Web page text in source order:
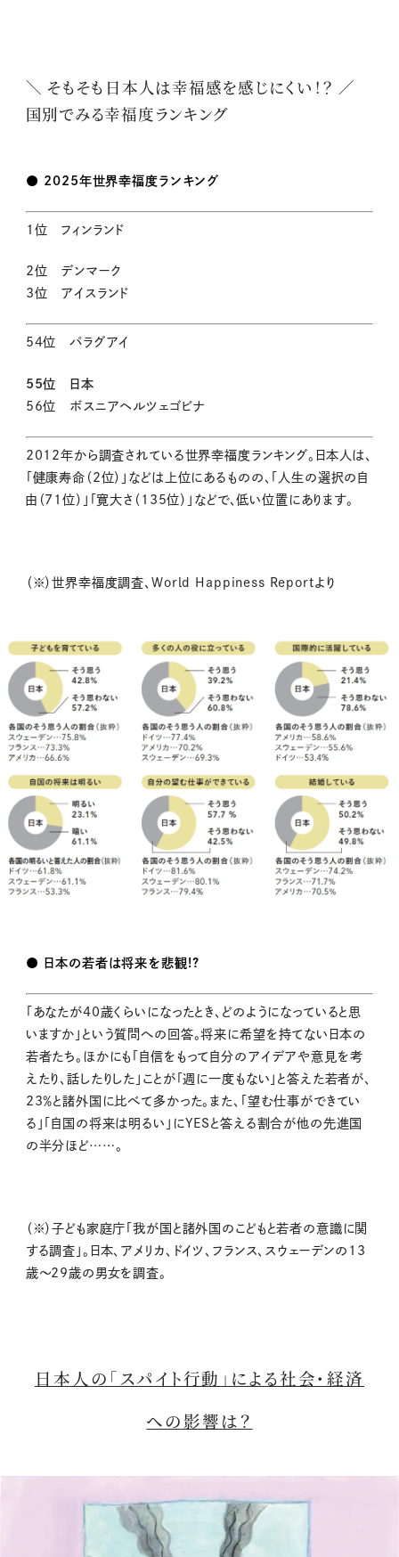
＼ そもそも日本人は幸福感を感じにくい！？ ／
国別でみる幸福度ランキング
● 2025年世界幸福度ランキング
1位 フィンランド
2位 デンマーク
3位 アイスランド
54位 パラグアイ
55位 日本
56位 ボスニアヘルツェゴビナ
2012年から調査されている世界幸福度ランキング。日本人は、
「健康寿命（2位）」などは上位にあるものの、「人生の選択の自
由（71位）」「寛大さ（135位）」などで、低い位置にあります。
（※）世界幸福度調査、World Happiness Reportより
● 日本の若者は将来を悲観!?
「あなたが40歳くらいになったとき、どのようになっていると思
いますか」という質問への回答。将来に希望を持てない日本の
若者たち。ほかにも「自信をもって自分のアイデアや意見を考
えたり、話したりした」ことが「週に一度もない」と答えた若者が、
23％と諸外国に比べて多かった。また、「望む仕事ができてい
る」「自国の将来は明るい」にYESと答える割合が他の先進国
の半分ほど……。
（※）子ども家庭庁「我が国と諸外国のこどもと若者の意識に関
する調査」。日本、アメリカ、ドイツ、フランス、スウェーデンの13
歳～29歳の男女を調査。
日本人の「スパイト行動」による社会・経済
への影響は？